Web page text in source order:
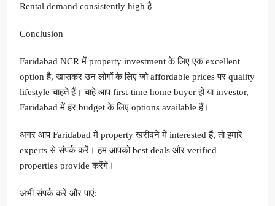
Rental demand consistently high है
Conclusion
Faridabad NCR में property investment के लिए एक excellent
option है, खासकर उन लोगों के लिए जो affordable prices पर quality
lifestyle चाहते हैं। चाहे आप first-time home buyer हों या investor,
Faridabad में हर budget के लिए options available हैं।
अगर आप Faridabad में property खरीदने में interested हैं, तो हमारे
experts से संपर्क करें। हम आपको best deals और verified
properties provide करेंगे।
अभी संपर्क करें और पाएं: